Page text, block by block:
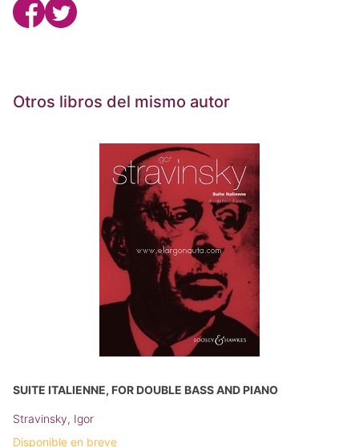
Otros libros del mismo autor
SUITE ITALIENNE, FOR DOUBLE BASS AND PIANO
Stravinsky, Igor
Disponible en breve